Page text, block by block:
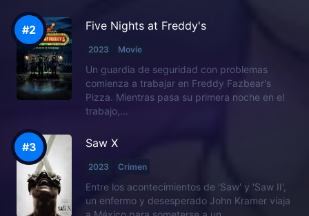
Five Nights at Freddy's
2023 Movie
Un guardia de seguridad con problemas
comienza a trabajar en Freddy Fazbear's
Pizza. Mientras pasa su primera noche en el
trabajo,...
Saw X
2023 Crimen
Entre los acontecimientos de 'Saw' y 'Saw II',
un enfermo y desesperado John Kramer viaja